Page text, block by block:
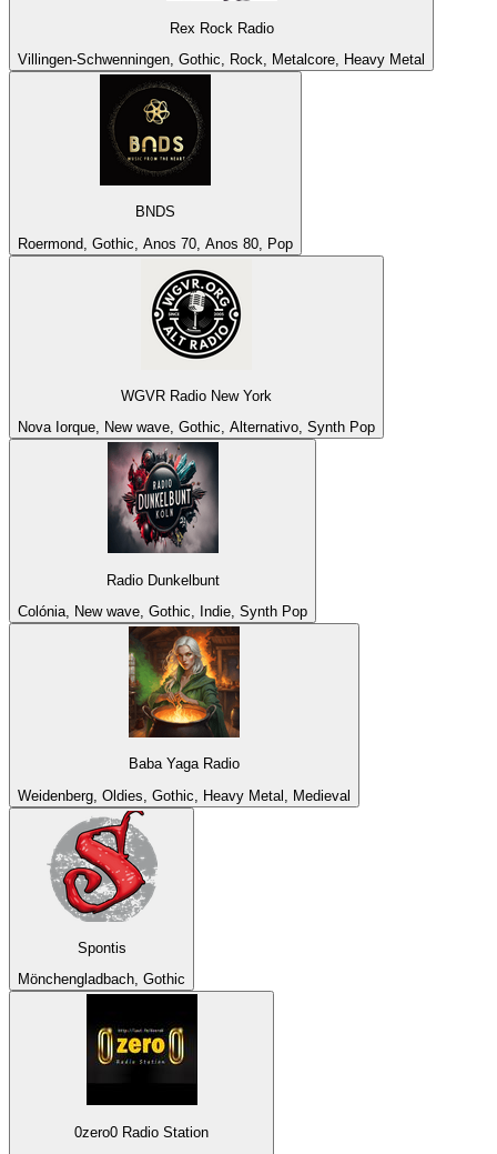
Rex Rock Radio
Villingen-Schwenningen, Gothic, Rock, Metalcore, Heavy Metal
BNDS
Roermond, Gothic, Anos 70, Anos 80, Pop
WGVR Radio New York
Nova Iorque, New wave, Gothic, Alternativo, Synth Pop
Radio Dunkelbunt
Colónia, New wave, Gothic, Indie, Synth Pop
Baba Yaga Radio
Weidenberg, Oldies, Gothic, Heavy Metal, Medieval
Spontis
Mönchengladbach, Gothic
0zero0 Radio Station